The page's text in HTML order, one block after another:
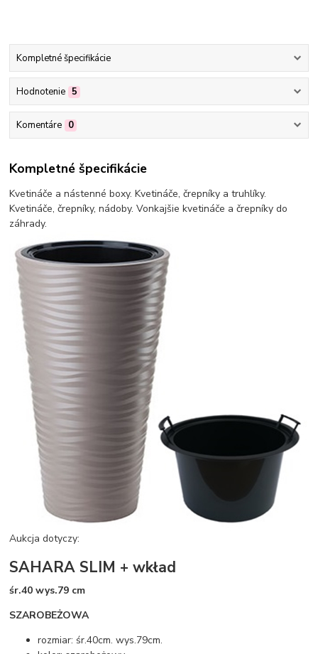
Kompletné špecifikácie
Hodnotenie 5
Komentáre 0
Kompletné špecifikácie
Kvetináče a nástenné boxy. Kvetináče, črepníky a truhlíky.
Kvetináče, črepníky, nádoby. Vonkajšie kvetináče a črepníky do
záhrady.
Aukcja dotyczy:
SAHARA SLIM + wkład
śr.40 wys.79 cm
SZAROBEŻOWA
rozmiar: śr.40cm. wys.79cm.